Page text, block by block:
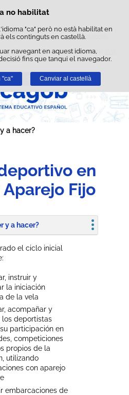
de cookies
pròpies per facilitar la navegació i
estadístiques d'ús i satisfacció.
a l'apartat "Cookies" del nostre
legal .
Rebutjar
no habilitat
"ca" però no està habilitat en
els continguts en castellà.
navegant en aquest idioma,
fins que tanqui el navegador.
"ca" Canviar al castellà
Passar al contingut
a hacer?
en
Fijo
y a hacer?
el ciclo inicial
instruir y
la iniciación
de la vela
acompañar y
los deportistas
participación en
competiciones
propios de la
utilizando
con aparejo
embarcaciones de